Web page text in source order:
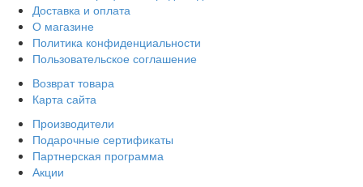
Доставка и оплата
О магазине
Политика конфиденциальности
Пользовательское соглашение
Возврат товара
Карта сайта
Производители
Подарочные сертификаты
Партнерская программа
Акции